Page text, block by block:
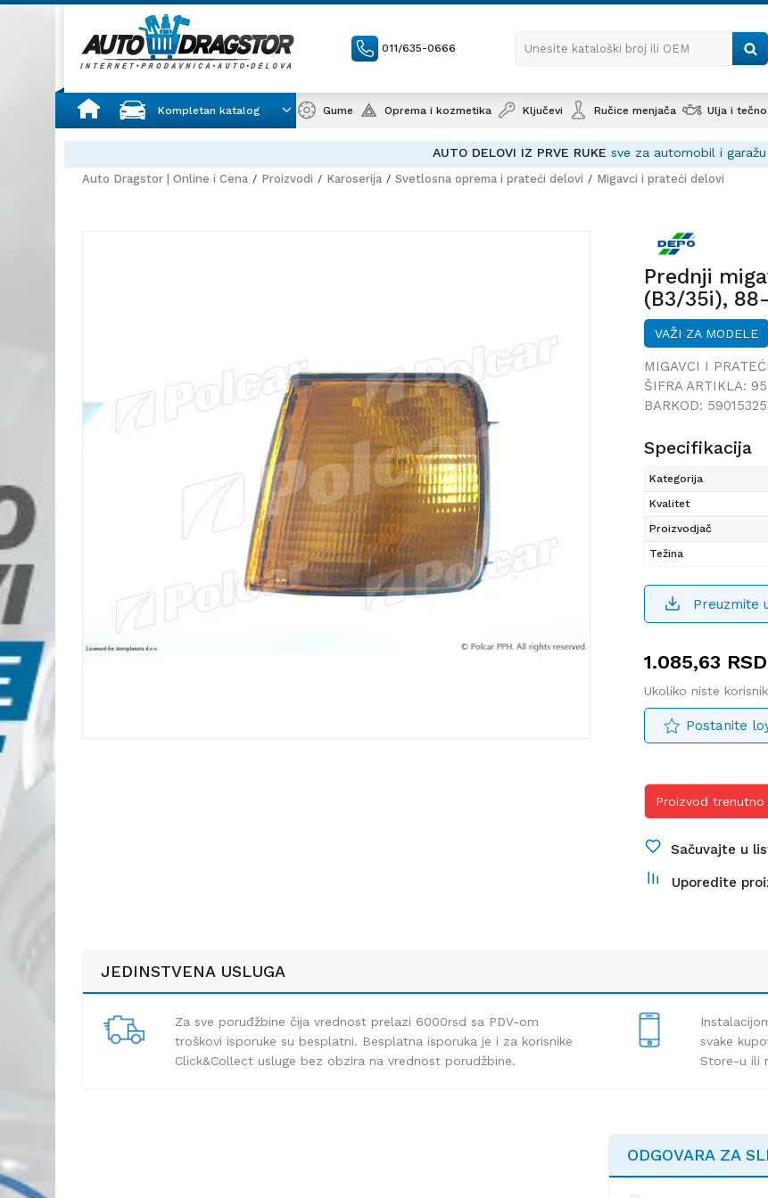
011/635-0666 Unesite kataloški broj ili OEM
Kompletan katalog Gume Oprema i kozmetika Ključevi Ručice menjača Ulja i
AUTO DELOVI IZ PRVE RUKE sve za automobil i garažu
Auto Dragstor | Online i Cena Proizvodi Karoserija Svetlosna oprema i prateći delovi Migavci i prateći delovi
Prednji
(B3/35i),
VAŽI ZA MODELE
MIGAVCI I
ŠIFRA ARTIKLA:
BARKOD:
Specifikacija
Kategorija
Kvalitet
Proizvodjač
Težina
Preuzmite
1.085,63 RSD
Ukoliko niste
Postanite
Proizvod trenutno
Sačuvajte u
Uporedite
JEDINSTVENA USLUGA
Za sve poruđžbine čija vrednost prelazi 6000rsd sa PDV-om
troškovi isporuke su besplatni. Besplatna isporuka je i za korisnike
Click&Collect usluge bez obzira na vrednost porudžbine.
svake
Store-u ili
ODGOVARA ZA